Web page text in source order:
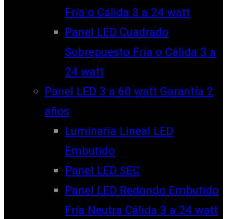
Fría o Cálida 3 a 24 watt
Panel LED Cuadrado
Sobrepuesto Fría o Cálida 3 a
24 watt
Panel LED 3 a 60 watt Garantía 2
años
Luminaria Lineal LED
Embutido
Panel LED SEC
Panel LED Redondo Embutido
Fría Neutra Cálida 3 a 24 watt